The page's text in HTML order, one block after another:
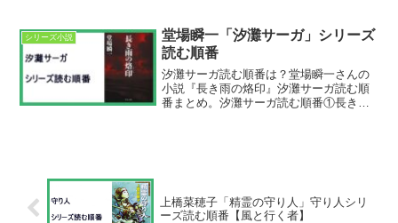
鷹の飛翔単行本最新刊は『鷹の飛翔』。
2024年7月31日発売...
シリーズ小説
堂場瞬一「汐灘サーガ」シリーズ
読む順番
汐灘サーガ読む順番は？堂場瞬一さんの
小説『長き雨の烙印』汐灘サーガ読む順
番まとめ。汐灘サーガ読む順番①長き雨
上橋菜穂子「精霊の守り人」守り人シリ
ーズ読む順番【風と行く者】